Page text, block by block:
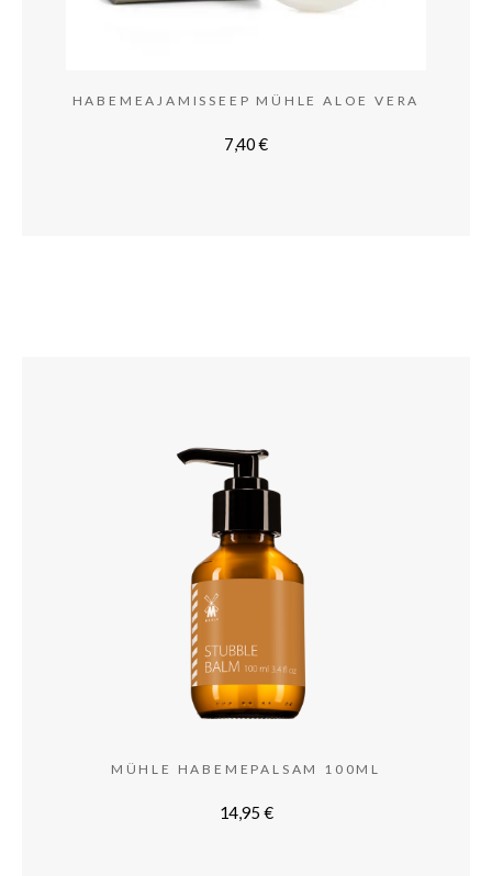
HABEMEAJAMISSEEP MÜHLE ALOE VERA
7,40€
MÜHLE HABEMEPALSAM 100ML
14,95 €